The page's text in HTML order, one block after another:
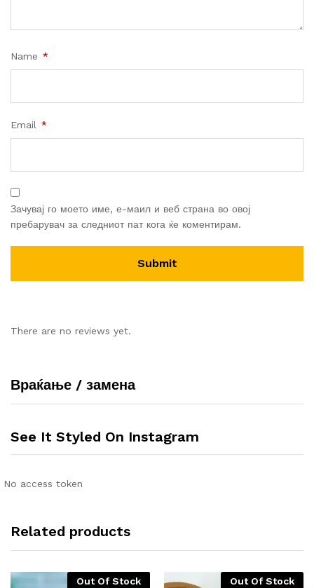
Name *
Email *
Зачувај го моето име, е-маил и веб страна во овој
пребарувач за следниот пат кога ќе коментирам.
There are no reviews yet.
Враќање / замена
See It Styled On Instagram
No access token
Related products
Out Of Stock Out Of Stock